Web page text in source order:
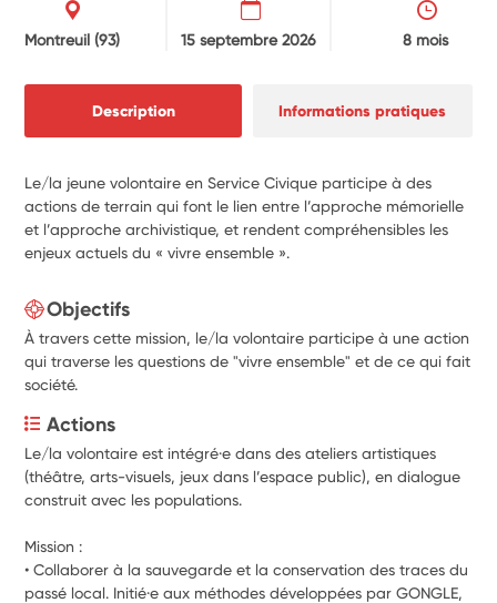
Montreuil (93) 15 septembre 2026 8 mois
Description Informations pratiques
Le/la jeune volontaire en Service Civique participe à des
actions de terrain qui font le lien entre l’approche mémorielle
et l’approche archivistique, et rendent compréhensibles les
enjeux actuels du « vivre ensemble ».
Objectifs
À travers cette mission, le/la volontaire participe à une action
qui traverse les questions de "vivre ensemble" et de ce qui fait
société.
Actions
Le/la volontaire est intégré·e dans des ateliers artistiques
(théâtre, arts-visuels, jeux dans l’espace public), en dialogue
• Collaborer à la sauvegarde et la conservation des traces du
passé local. Initié·e aux méthodes développées par GONGLE,